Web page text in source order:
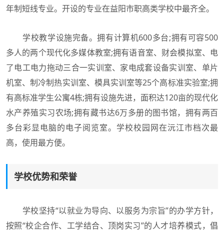
年制短线专业。开设的专业在益阳市职高类学校中最齐全。
学校教学设施完备。拥有计算机600多台;拥有可容500
多人的两个现代化多媒体教室;拥有语音室、财会模拟室、电
了电工电力拖动三合一实训室、家电成套设备实训室、单片
机室、制冷制热实训室、模具实训室等25个高标准实验室;拥
有高标准学生公寓4栋;拥有设施先进，面积达120亩的现代化
水产养殖实习农场;拥有藏书达6万多册的图书馆，拥有两百
多台彩显电脑的电子阅览室。学校校园网在沅江市档次最
高，使用最方便。
学校优势和荣誉
学校坚持“以就业为导向、以服务为宗旨”的办学方针，
按照“校企合作、工学结合、顶岗实习”的人才培养模式，倡